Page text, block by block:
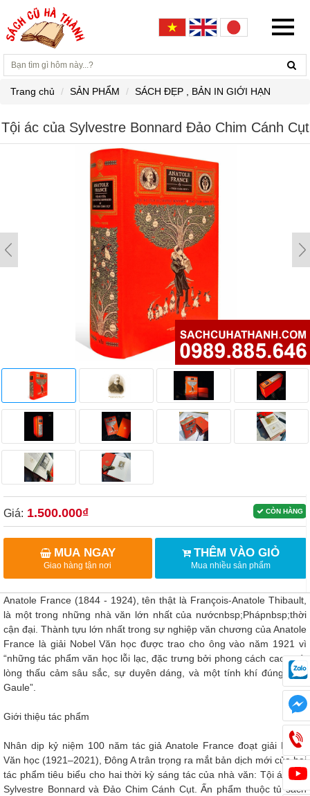
Trang chủ SẢN PHẨM SÁCH ĐẸP , BẢN IN GIỚI HẠN
Tội ác của Sylvestre Bonnard Đảo Chim Cánh Cụt
CÒN HÀNG
Giá: 1.500.000₫
MUA NGAY
Giao hàng tận nơi
THÊM VÀO GIỎ
Mua nhiều sản phẩm
Anatole France (1844 - 1924), tên thật là François-Anatole Thibault,
là một trong những nhà văn lớn nhất của nướcnbsp;Phápnbsp;thời
cận đại. Thành tựu lớn nhất trong sự nghiệp văn chương của Anatole
France là giải Nobel Văn học được trao cho ông vào năm 1921 vì
“những tác phẩm văn học lỗi lạc, đặc trưng bởi phong cách cao quý,
lòng thấu cảm sâu sắc, sự duyên dáng, và một tính khí đúng chất
Gaule”.
Giới thiệu tác phẩm
Nhân dịp kỷ niệm 100 năm tác giả Anatole France đoạt giải Nobel
Văn học (1921–2021), Đông A trân trọng ra mắt bản dịch mới của hai
tác phẩm tiêu biểu cho hai thời kỳ sáng tác của nhà văn: Tội ác của
Sylvestre Bonnard và Đảo Chim Cánh Cụt. Ấn phẩm thuộc tủ sách